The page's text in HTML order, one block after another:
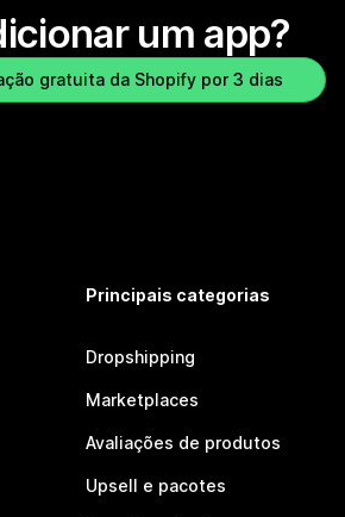
um app?
gratuita da Shopify por 3 dias
Principais categorias
Dropshipping
Marketplaces
Avaliações de produtos
Upsell e pacotes